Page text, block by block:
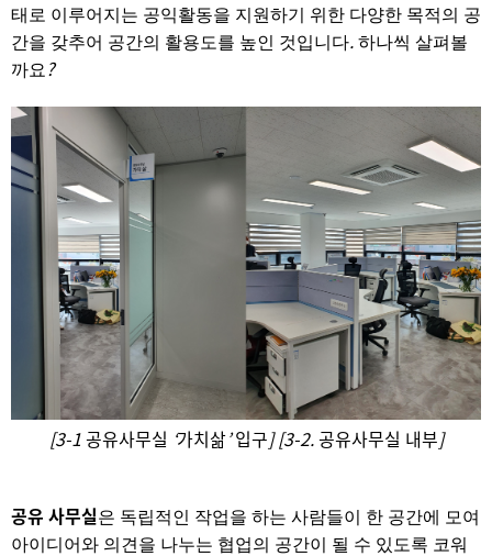
태로 이루어지는 공익활동을 지원하기 위한 다양한 목적의 공
간을 갖추어 공간의 활용도를 높인 것입니다. 하나씩 살펴볼
까요 ?
[3-1공유사무실 ‘가치삶’입구] [3-2.공유사무실 내부]
공유 사무실은 독립적인 작업을 하는 사람들이 한 공간에 모여
아이디어와 의견을 나누는 협업의 공간이 될 수 있도록 코워